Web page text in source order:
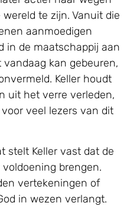
te zijn. Vanuit die
aanmoedigen
in de maatschappij aan
kan gebeuren,
Keller houdt
uit het verre verleden,
veel lezers van dit
stelt Keller vast dat de
brengen.
vertekeningen of
in wezen verlangt.